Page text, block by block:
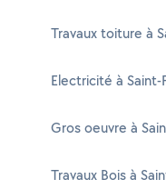
Travaux toiture à
Electricité à Saint-
Gros oeuvre à
Travaux Bois à